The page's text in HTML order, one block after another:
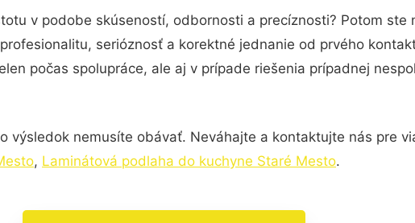
v podobe skúseností, odbornosti a precíznosti? Potom ste
serióznosť a korektné jednanie od prvého
počas spolupráce, ale aj v prípade riešenia prípadnej
výsledok nemusíte obávať. Neváhajte a kontaktujte nás pre
, Laminátová podlaha do kuchyne Staré Mesto.